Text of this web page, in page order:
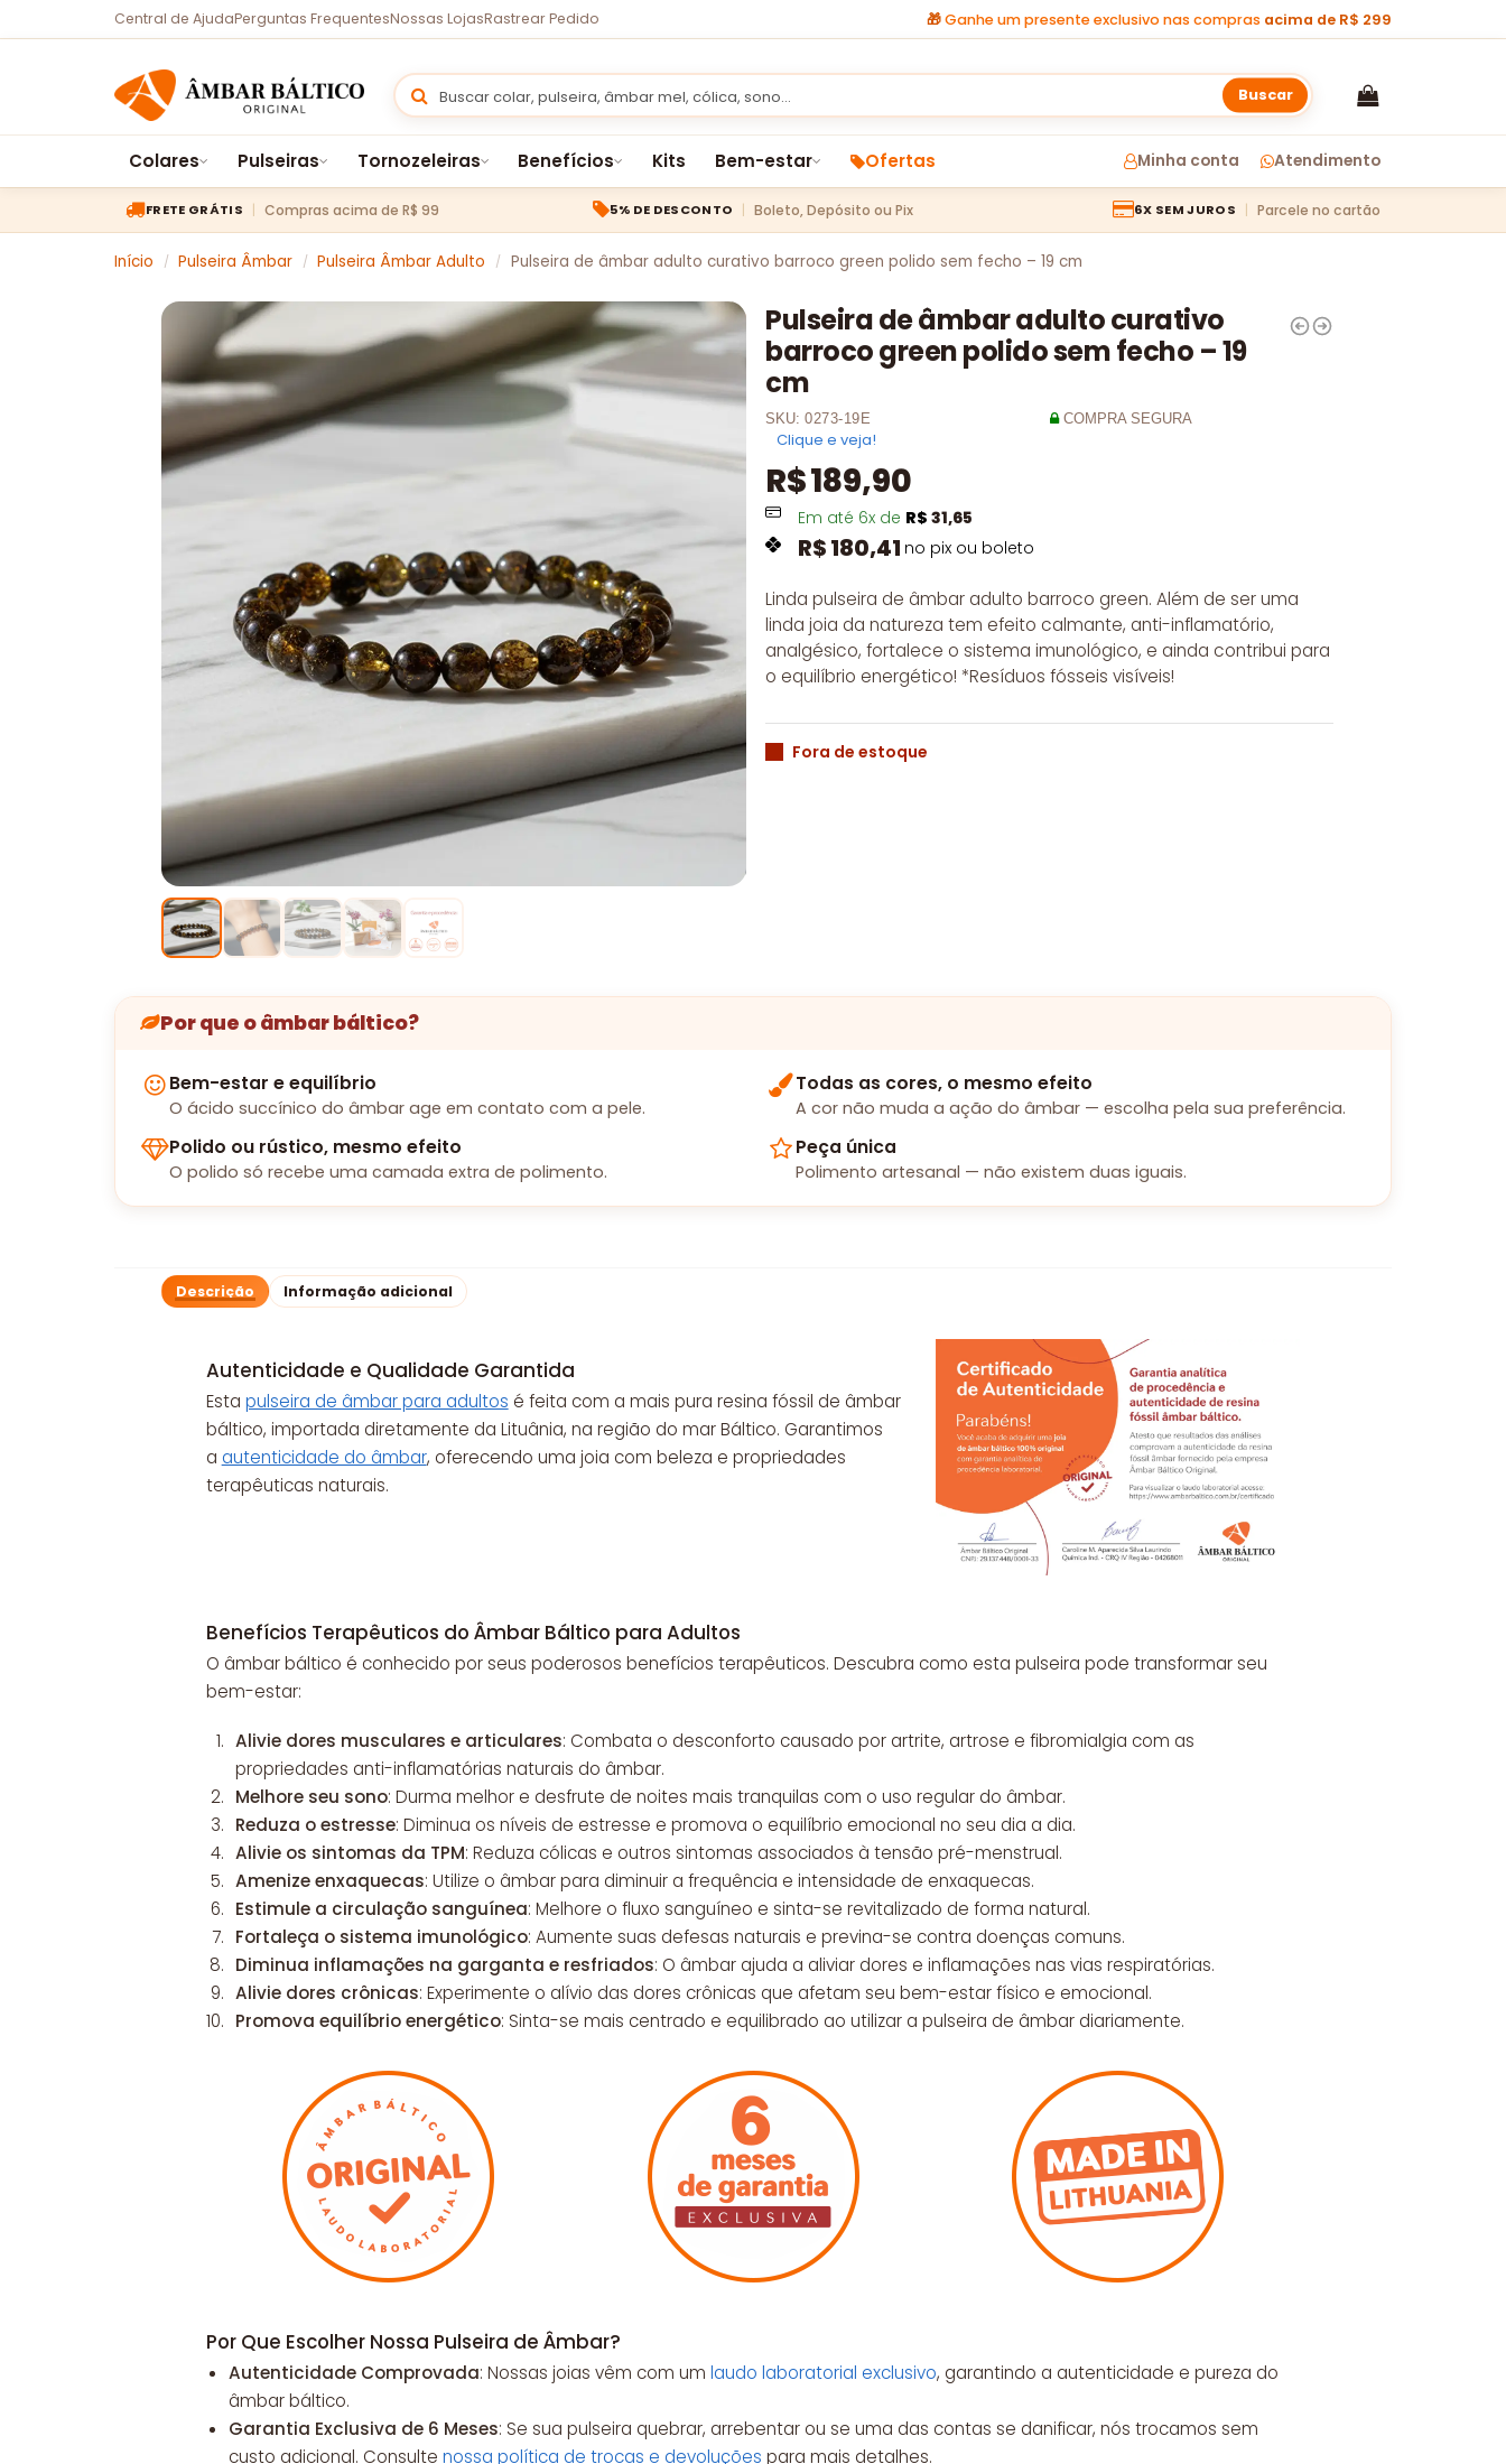
Central de AjudaPerguntas FrequentesNossas LojasRastrear Pedido 🎁Ganhe um presente exclusivo nas compras acima de R$ 299
Buscar
Colares Pulseiras Tornozeleiras Benefícios Kits Bem-estar Ofertas Minha conta Atendimento
FRETE GRÁTIS Compras acima de R$ 99 5% DE DESCONTO Boleto, Depósito ou Pix 6X SEM JUROS Parcele no cartão
Início / Pulseira Âmbar / Pulseira Âmbar Adulto / Pulseira de âmbar adulto curativo barroco green polido sem fecho – 19 cm
Pulseira de âmbar adulto curativo
barroco green polido sem fecho – 19
cm
SKU:0273-19E COMPRA SEGURA
Clique e veja!
R$189,90
Em até 6x de R$ 31,65
R$180,41 no pix ou boleto
Linda pulseira de âmbar adulto barroco green. Além de ser uma
linda joia da natureza tem efeito calmante, anti-inflamatório,
analgésico, fortalece o sistema imunológico, e ainda contribui para
o equilíbrio energético! *Resíduos fósseis visíveis!
Fora de estoque
Por que o âmbar báltico?
Bem-estar e equilíbrio
O ácido succínico do âmbar age em contato com a pele.
Todas as cores, o mesmo efeito
A cor não muda a ação do âmbar — escolha pela sua preferência.
Polido ou rústico, mesmo efeito
O polido só recebe uma camada extra de polimento.
Peça única
Polimento artesanal — não existem duas iguais.
Descrição Informação adicional
Autenticidade e Qualidade Garantida
Esta pulseira de âmbar para adultos é feita com a mais pura resina fóssil de âmbar
báltico, importada diretamente da Lituânia, na região do mar Báltico. Garantimos
a autenticidade do âmbar, oferecendo uma joia com beleza e propriedades
terapêuticas naturais.
Benefícios Terapêuticos do Âmbar Báltico para Adultos
O âmbar báltico é conhecido por seus poderosos benefícios terapêuticos. Descubra como esta pulseira pode transformar seu
bem-estar:
Alivie dores musculares e articulares: Combata o desconforto causado por artrite, artrose e fibromialgia com as
propriedades anti-inflamatórias naturais do âmbar.
Melhore seu sono: Durma melhor e desfrute de noites mais tranquilas com o uso regular do âmbar.
Reduza o estresse: Diminua os níveis de estresse e promova o equilíbrio emocional no seu dia a dia.
Alivie os sintomas da TPM: Reduza cólicas e outros sintomas associados à tensão pré-menstrual.
Amenize enxaquecas: Utilize o âmbar para diminuir a frequência e intensidade de enxaquecas.
Estimule a circulação sanguínea: Melhore o fluxo sanguíneo e sinta-se revitalizado de forma natural.
Fortaleça o sistema imunológico: Aumente suas defesas naturais e previna-se contra doenças comuns.
Diminua inflamações na garganta e resfriados: O âmbar ajuda a aliviar dores e inflamações nas vias respiratórias.
Alivie dores crônicas: Experimente o alívio das dores crônicas que afetam seu bem-estar físico e emocional.
Promova equilíbrio energético: Sinta-se mais centrado e equilibrado ao utilizar a pulseira de âmbar diariamente.
Por Que Escolher Nossa Pulseira de Âmbar?
Autenticidade Comprovada: Nossas joias vêm com um laudo laboratorial exclusivo, garantindo a autenticidade e pureza do
âmbar báltico.
Garantia Exclusiva de 6 Meses: Se sua pulseira quebrar, arrebentar ou se uma das contas se danificar, nós trocamos sem
custo adicional. Consulte nossa política de trocas e devoluções para mais detalhes.